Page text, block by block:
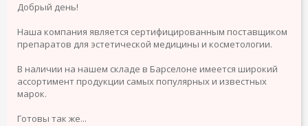
Добрый день!
Наша компания является сертифицированным поставщиком
препаратов для эстетической медицины и косметологии.
В наличии на нашем складе в Барселоне имеется широкий
ассортимент продукции самых популярных и известных
марок.
Готовы так же...